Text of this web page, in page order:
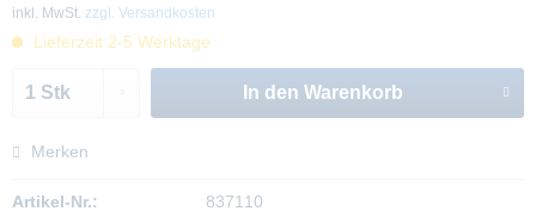
inkl. MwSt. zzgl. Versandkosten
Lieferzeit 2-5 Werktage
In den Warenkorb
Merken
Artikel-Nr.:
837110